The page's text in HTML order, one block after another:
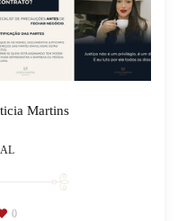
Martins
0